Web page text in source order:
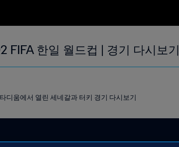
FIFA 한일 월드컵 | 경기 다시보
디움에서 열린 세네갈과 터키 경기 다시보기